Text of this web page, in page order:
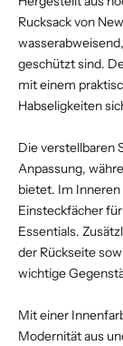
Rucksack von
geschützt sind.
mit einem
Habseligkeiten
Die verstellbaren
Anpassung,
bietet. Im
Einsteckfächer
Essentials.
der Rückseite
wichtige
Mit einer
Modernität aus